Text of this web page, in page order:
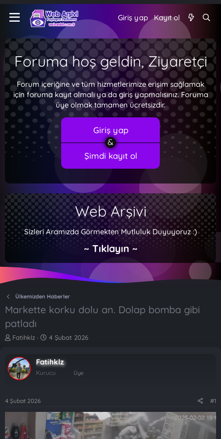
Giriş yap Kayıt ol
Foruma hoş geldin, Ziyaretçi
Forum içeriğine ve tüm hizmetlerimize erişim sağlamak
için foruma kayıt olmalı ya da giriş yapmalısınız. Foruma
üye olmak tamamen ücretsizdir.
Giriş yap
Şimdi kayıt ol
Web Arşivi
Sizleri Aramızda Görmekten Mutluluk Duyuyoruz :)
~ Tıklayın ~
Ülkemizden Haberler
Markette korku dolu an. Dolap bomba gibi
patladı
K
b
u
y
b
l
a
Fatihklz
B
l
a
t
a
r
4 Şubat 2026
Fatihklz
Kurucu Üye
4 Şubat 2026 #1